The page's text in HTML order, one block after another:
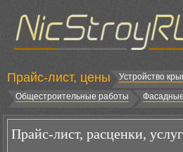
Прайс-лист, цены Устройство
Общестроительные работы
Прайс-лист, расценки,